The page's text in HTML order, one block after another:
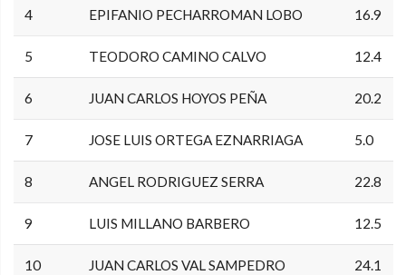
4 EPIFANIO PECHARROMAN LOBO 16.9
5 TEODORO CAMINO CALVO 12.4
6 JUAN CARLOS HOYOS PEÑA 20.2
7 JOSE LUIS ORTEGA EZNARRIAGA 5.0
8 ANGEL RODRIGUEZ SERRA 22.8
9 LUIS MILLANO BARBERO 12.5
10 JUAN CARLOS VAL SAMPEDRO 24.1